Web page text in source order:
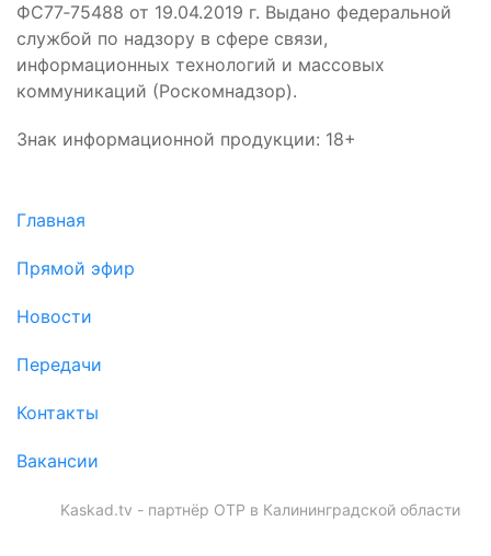
ФС77‑75488 от 19.04.2019 г. Выдано федеральной
службой по надзору в сфере связи,
информационных технологий и массовых
коммуникаций (Роскомнадзор).
Знак информационной продукции: 18+
Главная
Прямой эфир
Новости
Передачи
Контакты
Вакансии
Kaskad.tv - партнёр ОТР в Калининградской области